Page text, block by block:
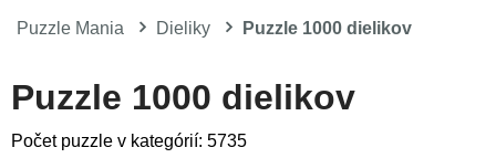
Puzzle Mania Dieliky Puzzle 1000 dielikov
Puzzle 1000 dielikov
Počet puzzle v kategórií: 5735